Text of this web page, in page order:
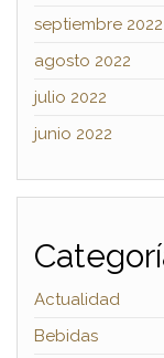
septiembre 2022
agosto 2022
julio 2022
junio 2022
Actualidad
Bebidas